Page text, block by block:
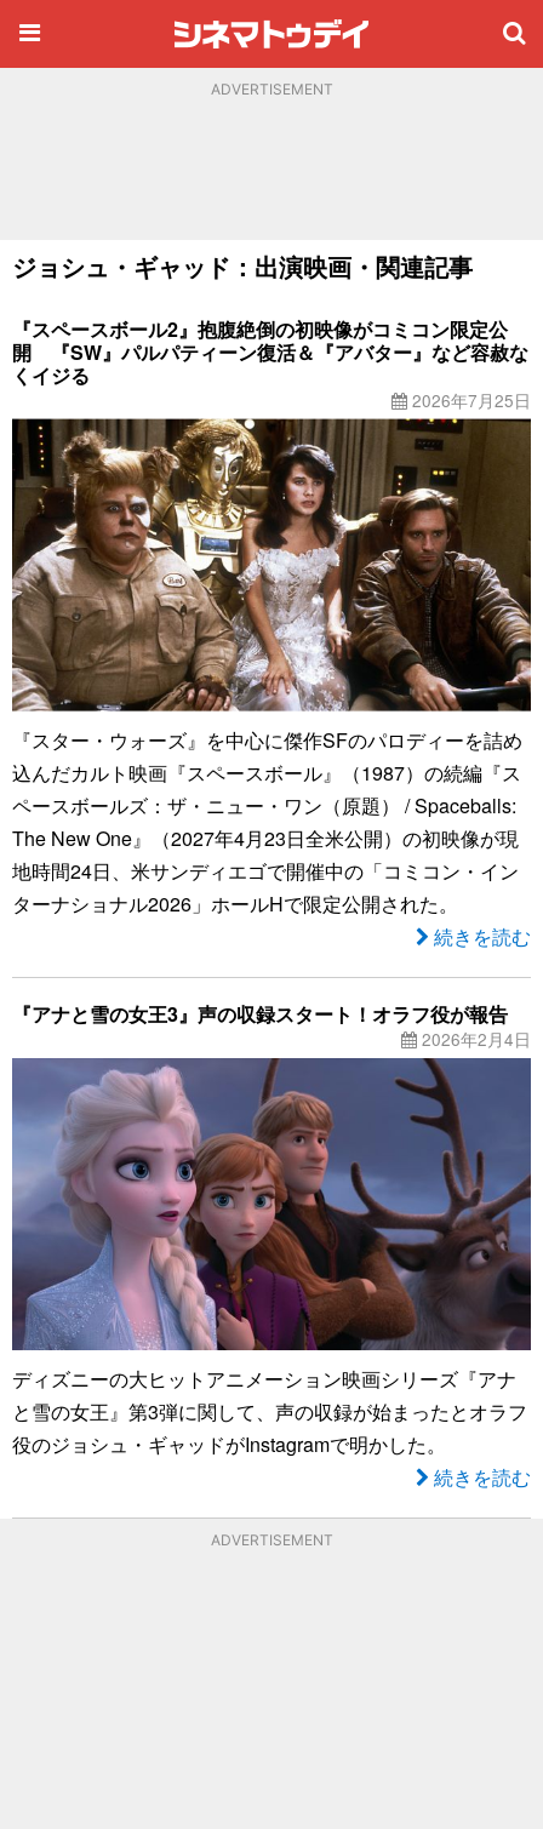
ADVERTISEMENT
ジョシュ・ギャッド：出演映画・関連記事
『スペースボール2』抱腹絶倒の初映像がコミコン限定公
開 『SW』パルパティーン復活＆『アバター』など容赦な
くイジる
2026年7月25日
『スター・ウォーズ』を中心に傑作SFのパロディーを詰め
込んだカルト映画『スペースボール』（1987）の続編『ス
ペースボールズ：ザ・ニュー・ワン（原題） / Spaceballs:
The New One』（2027年4月23日全米公開）の初映像が現
地時間24日、米サンディエゴで開催中の「コミコン・イン
ターナショナル2026」ホールHで限定公開された。
続きを読む
『アナと雪の女王3』声の収録スタート！オラフ役が報告
2026年2月4日
ディズニーの大ヒットアニメーション映画シリーズ『アナ
と雪の女王』第3弾に関して、声の収録が始まったとオラフ
役のジョシュ・ギャッドがInstagramで明かした。
続きを読む
ADVERTISEMENT